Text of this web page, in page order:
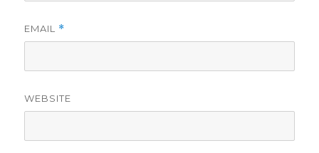
EMAIL *
WEBSITE